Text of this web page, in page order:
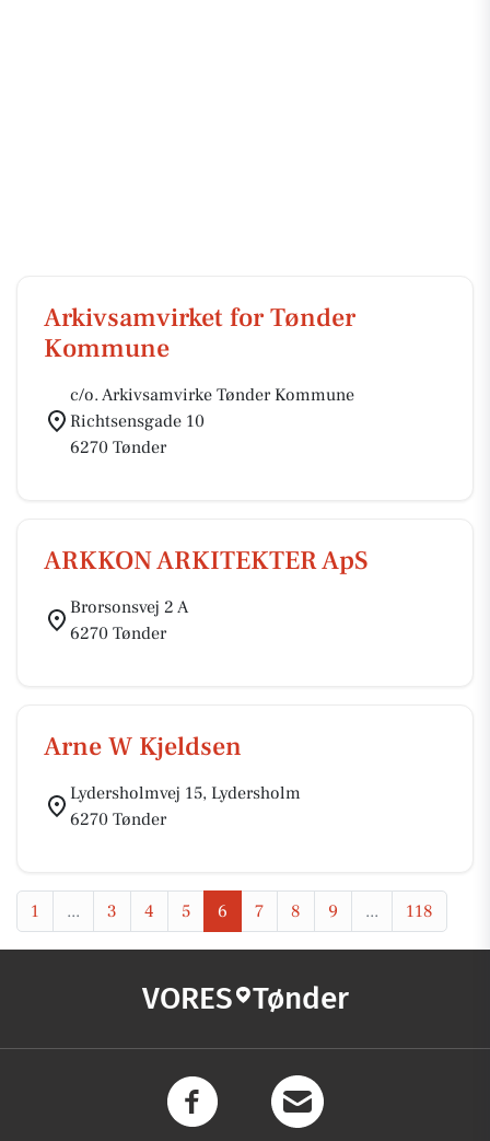
Arkivsamvirket for Tønder
Kommune
c/o. Arkivsamvirke Tønder Kommune
Richtsensgade 10
6270 Tønder
ARKKON ARKITEKTER ApS
Brorsonsvej 2 A
6270 Tønder
Arne W Kjeldsen
Lydersholmvej 15, Lydersholm
6270 Tønder
1 ... 3 4 5 6 7 8 9 ... 118
VORES Tønder